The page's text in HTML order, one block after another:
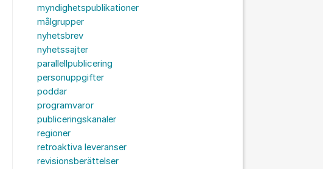
myndighetspublikationer
målgrupper
nyhetsbrev
nyhetssajter
parallellpublicering
personuppgifter
poddar
programvaror
publiceringskanaler
regioner
retroaktiva leveranser
revisionsberättelser